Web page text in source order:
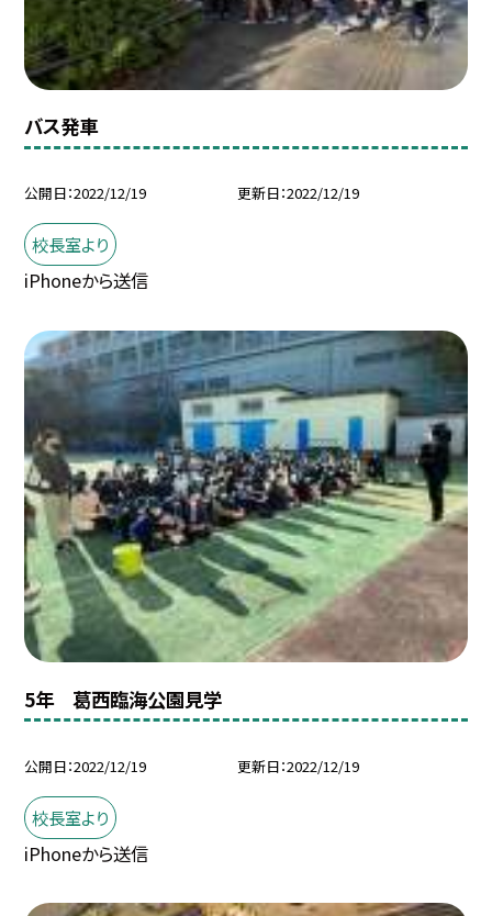
バス発車
公開日 2022/12/19 更新日 2022/12/19
校長室より
iPhoneから送信
5年 葛西臨海公園見学
公開日 2022/12/19 更新日 2022/12/19
校長室より
iPhoneから送信